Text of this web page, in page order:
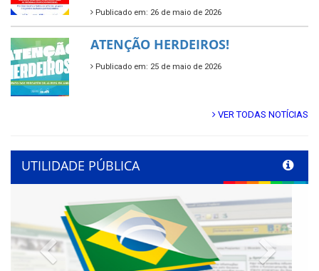
Publicado em: 26 de maio de 2026
ATENÇÃO HERDEIROS!
Publicado em: 25 de maio de 2026
VER TODAS NOTÍCIAS
UTILIDADE PÚBLICA
Previous